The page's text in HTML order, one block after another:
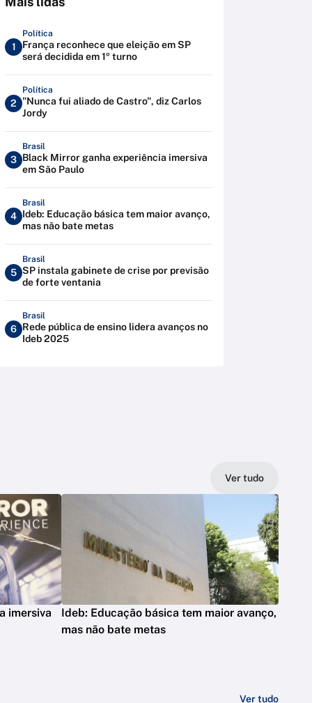
1
Política
França reconhece que eleição em SP
será decidida em 1º turno
2
Política
"Nunca fui aliado de Castro", diz Carlos
Jordy
3
Brasil
Black Mirror ganha experiência imersiva
em São Paulo
4
Brasil
Ideb: Educação básica tem maior avanço,
mas não bate metas
5
Brasil
SP instala gabinete de crise por previsão
de forte ventania
6
Brasil
Rede pública de ensino lidera avanços no
Ideb 2025
Ver tudo
imersiva
Ideb: Educação básica tem maior avanço,
mas não bate metas
Ver tudo